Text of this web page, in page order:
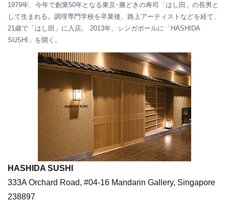
1979年、今年で創業50年となる東京･勝どきの寿司「はし田」の長男と
して生まれる。調理専門学校を卒業後、路上アーティストなどを経て、
21歳で「はし田」に入店。 2013年、シンガポールに「HASHIDA
SUSHI」を開く。
HASHIDA SUSHI
333A Orchard Road, #04-16 Mandarin Gallery, Singapore
238897